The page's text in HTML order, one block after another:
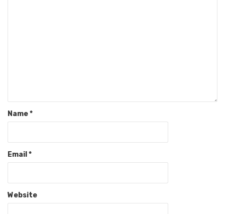
Name*
Email*
Website